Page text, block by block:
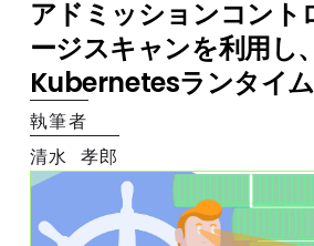
アドミッションコント
ージスキャンを利用し、
Kubernetesランタイ
執筆者
清水 孝郎